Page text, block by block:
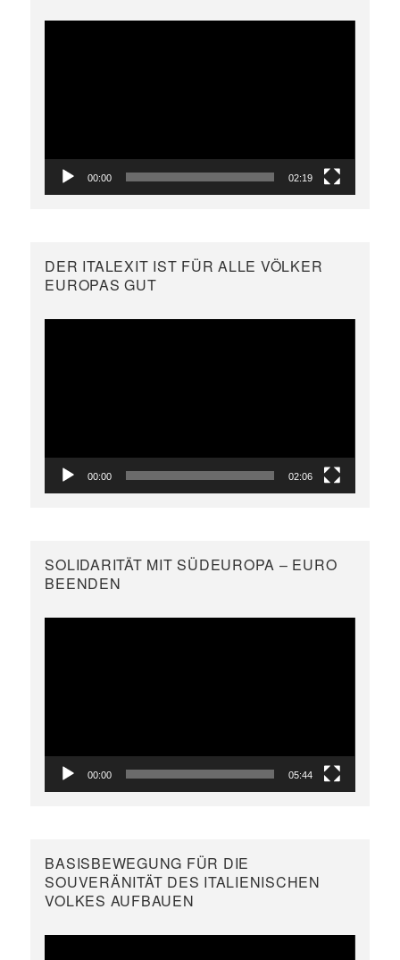
00:00 02:19
DER ITALEXIT IST FÜR ALLE VÖLKER
EUROPAS GUT
00:00 02:06
SOLIDARITÄT MIT SÜDEUROPA – EURO
BEENDEN
00:00 05:44
BASISBEWEGUNG FÜR DIE
SOUVERÄNITÄT DES ITALIENISCHEN
VOLKES AUFBAUEN